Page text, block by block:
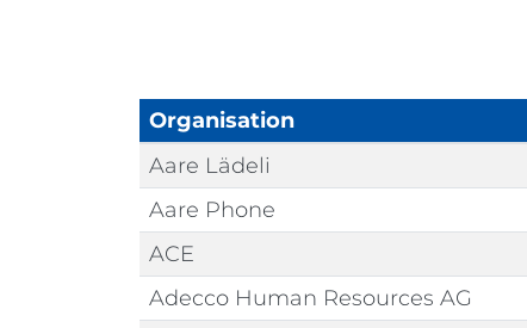
Organisation
Aare Lädeli
Aare Phone
ACE
Adecco Human Resources AG